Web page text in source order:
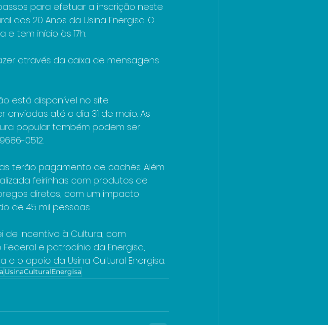
para efetuar a inscrição neste
20 Anos da Usina Energisa. O
tem início às 17h.
através da caixa de mensagens
está disponível no site
até o dia 31 de maio. As
popular também podem ser
0512.
terão pagamento de cachês. Além
feirinhas com produtos de
diretos, com um impacto
de 45 mil pessoas.
de Incentivo à Cultura, com
e patrocínio da Energisa,
o apoio da Usina Cultural Energisa.
UsinaCulturalEnergisa